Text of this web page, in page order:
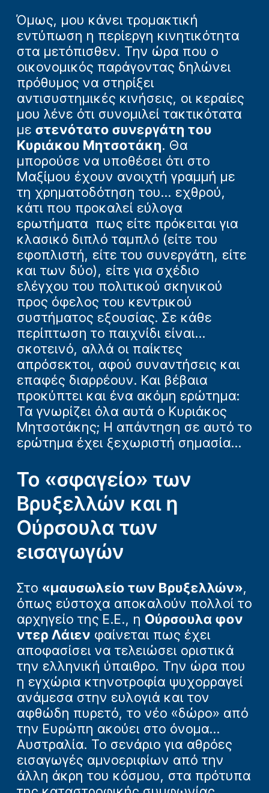
Όμως, μου κάνει τρομακτική
εντύπωση η περίεργη κινητικότητα
στα μετόπισθεν. Την ώρα που ο
οικονομικός παράγοντας δηλώνει
πρόθυμος να στηρίξει
αντισυστημικές κινήσεις, οι κεραίες
μου λένε ότι συνομιλεί τακτικότατα
με στενότατο συνεργάτη του
Κυριάκου Μητσοτάκη. Θα
μπορούσε να υποθέσει ότι στο
Μαξίμου έχουν ανοιχτή γραμμή με
τη χρηματοδότηση του... εχθρού,
κάτι που προκαλεί εύλογα
ερωτήματα πως είτε πρόκειται για
κλασικό διπλό ταμπλό (είτε του
εφοπλιστή, είτε του συνεργάτη, είτε
και των δύο), είτε για σχέδιο
ελέγχου του πολιτικού σκηνικού
προς όφελος του κεντρικού
συστήματος εξουσίας. Σε κάθε
περίπτωση το παιχνίδι είναι...
σκοτεινό, αλλά οι παίκτες
απρόσεκτοι, αφού συναντήσεις και
επαφές διαρρέουν. Και βέβαια
προκύπτει και ένα ακόμη ερώτημα:
Τα γνωρίζει όλα αυτά ο Κυριάκος
Μητσοτάκης; Η απάντηση σε αυτό το
ερώτημα έχει ξεχωριστή σημασία...
Το «σφαγείο» των
Βρυξελλών και η
Ούρσουλα των
εισαγωγών
Στο «μαυσωλείο των Βρυξελλών»,
όπως εύστοχα αποκαλούν πολλοί το
αρχηγείο της Ε.Ε., η Ούρσουλα φον
ντερ Λάιεν φαίνεται πως έχει
αποφασίσει να τελειώσει οριστικά
την ελληνική ύπαιθρο. Την ώρα που
η εγχώρια κτηνοτροφία ψυχορραγεί
ανάμεσα στην ευλογιά και τον
αφθώδη πυρετό, το νέο «δώρο» από
την Ευρώπη ακούει στο όνομα...
Αυστραλία. Το σενάριο για αθρόες
εισαγωγές αμνοεριφίων από την
άλλη άκρη του κόσμου, στα πρότυπα